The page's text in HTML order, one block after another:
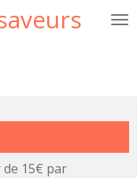
15€ par